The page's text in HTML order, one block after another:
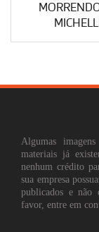
Algumas
materiais já
nenhum crédito
sua empresa
publicados e não
favor, entre em